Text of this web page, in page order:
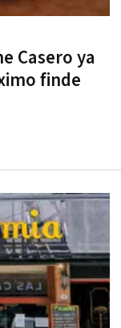
Casero ya
finde